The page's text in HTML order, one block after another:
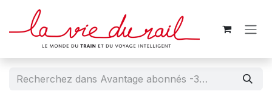
Se rendre au contenu